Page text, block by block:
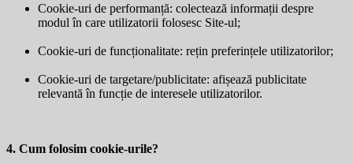
Cookie-uri de performanță: colectează informații despre
modul în care utilizatorii folosesc Site-ul;
Cookie-uri de funcționalitate: rețin preferințele utilizatorilor;
Cookie-uri de targetare/publicitate: afișează publicitate
relevantă în funcție de interesele utilizatorilor.
4. Cum folosim cookie-urile?